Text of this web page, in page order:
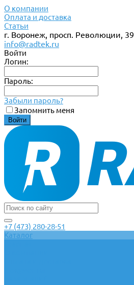
О компании
Оплата и доставка
Статьи
г. Воронеж, просп. Революции, 39
info@radtek.ru
Войти
Логин:
Пароль:
Забыли пароль?
Запомнить меня
+7 (473) 280-28-51
Каталог